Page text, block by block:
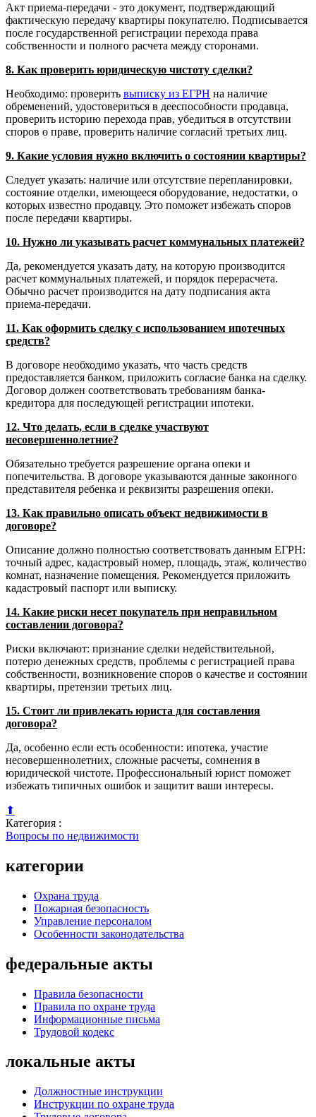
Акт приема-передачи - это документ, подтверждающий
фактическую передачу квартиры покупателю. Подписывается
после государственной регистрации перехода права
собственности и полного расчета между сторонами.
8. Как проверить юридическую чистоту сделки?
Необходимо: проверить выписку из ЕГРН на наличие
обременений, удостовериться в дееспособности продавца,
проверить историю перехода прав, убедиться в отсутствии
споров о праве, проверить наличие согласий третьих лиц.
9. Какие условия нужно включить о состоянии квартиры?
Следует указать: наличие или отсутствие перепланировки,
состояние отделки, имеющееся оборудование, недостатки, о
которых известно продавцу. Это поможет избежать споров
после передачи квартиры.
10. Нужно ли указывать расчет коммунальных платежей?
Да, рекомендуется указать дату, на которую производится
расчет коммунальных платежей, и порядок перерасчета.
Обычно расчет производится на дату подписания акта
приема-передачи.
11. Как оформить сделку с использованием ипотечных
средств?
В договоре необходимо указать, что часть средств
предоставляется банком, приложить согласие банка на сделку.
Договор должен соответствовать требованиям банка-
кредитора для последующей регистрации ипотеки.
12. Что делать, если в сделке участвуют
несовершеннолетние?
Обязательно требуется разрешение органа опеки и
попечительства. В договоре указываются данные законного
представителя ребенка и реквизиты разрешения опеки.
13. Как правильно описать объект недвижимости в
договоре?
Описание должно полностью соответствовать данным ЕГРН:
точный адрес, кадастровый номер, площадь, этаж, количество
комнат, назначение помещения. Рекомендуется приложить
кадастровый паспорт или выписку.
14. Какие риски несет покупатель при неправильном
составлении договора?
Риски включают: признание сделки недействительной,
потерю денежных средств, проблемы с регистрацией права
собственности, возникновение споров о качестве и состоянии
квартиры, претензии третьих лиц.
15. Стоит ли привлекать юриста для составления
договора?
Да, особенно если есть особенности: ипотека, участие
несовершеннолетних, сложные расчеты, сомнения в
юридической чистоте. Профессиональный юрист поможет
избежать типичных ошибок и защитит ваши интересы.
⬆
Категория :
Вопросы по недвижимости
категории
Охрана труда
Пожарная безопасность
Управление персоналом
Особенности законодательства
федеральные акты
Правила безопасности
Правила по охране труда
Информационные письма
Трудовой кодекс
локальные акты
Должностные инструкции
Инструкции по охране труда